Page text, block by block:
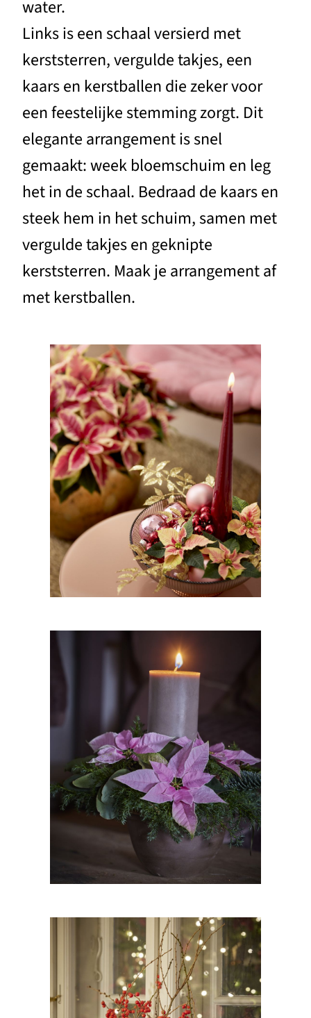
water.
Links is een schaal versierd met
kerststerren, vergulde takjes, een
kaars en kerstballen die zeker voor
een feestelijke stemming zorgt. Dit
elegante arrangement is snel
gemaakt: week bloemschuim en leg
het in de schaal. Bedraad de kaars en
steek hem in het schuim, samen met
vergulde takjes en geknipte
kerststerren. Maak je arrangement af
met kerstballen.